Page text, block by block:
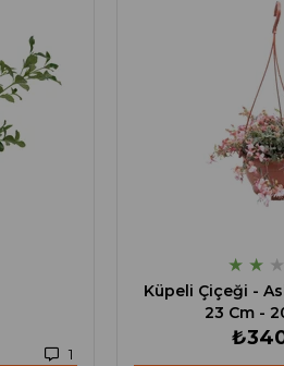
1
★ ★ ★
Küpeli Çiçeği -
23 Cm -